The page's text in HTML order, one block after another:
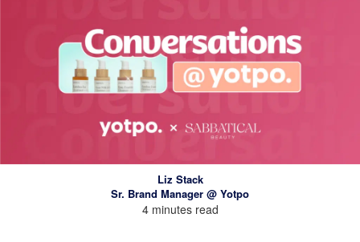
Liz Stack
Sr. Brand Manager @ Yotpo
4 minutes read